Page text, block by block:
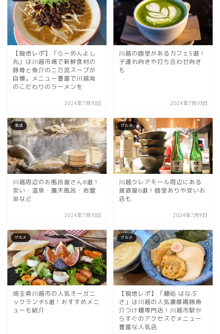
【現地レポ】「らーめんよし
丸」は川越市場で新鮮食材の
豚骨と魚介の二刀流スープが
自慢。メニュー豊富で川越発
のこだわりのラーメンを
2024年7月10日
川越の個室があるカフェ5選！
子連れ向きや打ち合わせ向き
も
2024年7月10日
生活
川越周辺のお風呂屋さん6選！
安い・温泉・露天風呂・岩盤
浴など
2024年7月10日
グルメ
川越クレアモール周辺にある
居酒屋6選！個室ありや安いお
店も
2024年7月9日
グルメ
埼玉県川越市の人気オーガニ
ックランチ5選！おすすめメニ
ューも紹介
グルメ
【現地レポ】「麺処 はなぶ
さ」は川越の人気濃厚鶏豚魚
介つけ麺専門店！川越市駅か
らすぐのアクセスでメニュー
豊富な人気店